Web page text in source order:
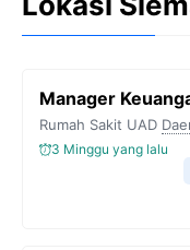
Manager
Rumah Sakit UAD
3 Minggu yang lalu